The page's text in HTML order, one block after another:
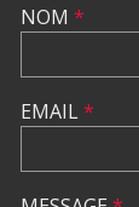
NOM *
EMAIL*